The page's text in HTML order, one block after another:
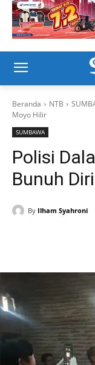
Beranda NTB
Moyo Hilir
SUMBAWA
Polisi
Bunuh
By Ilham Syahroni